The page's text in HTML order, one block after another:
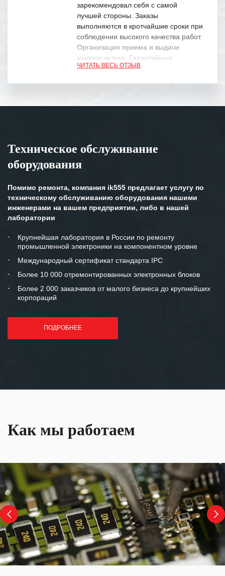
зарекомендовал себя с самой
лучшей стороны. Заказы
выполняются в кротчайшие сроки при
соблюдении высокого качества работ.
Организация приема и выдачи
заказов четкая. Гарантийные
обязательства выполняются в
Особенно хочется отметить высокую
клиентоориентированность
готовность помочь в самых сложных
Мы высоко ценим сложившиеся
и доверительные партнерские
отношения и искренне желаем
«Инженерной компании «555» долгих
лет успеха и процветания.
ЧИТАТЬ ВЕСЬ ОТЗЫВ
Техническое обслуживание
оборудования
Помимо ремонта, компания ik555 предлагает услугу по
техническому обслуживанию оборудования нашими
инженерами на вашем предприятии, либо в нашей
лаборатории
Крупнейшая лаборатория в России по ремонту
промышленной электроники на компонентном уровне
Международный сертификат стандарта IPC
Более 10 000 отремонтированных электронных блоков
Более 2 000 заказчиков от малого бизнеса до крупнейших
корпораций
ПОДРОБНЕЕ
Как мы работаем